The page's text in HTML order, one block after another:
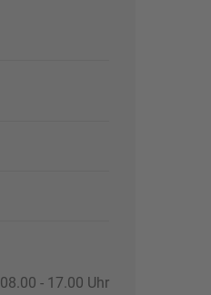
08.00 - 17.00 Uhr